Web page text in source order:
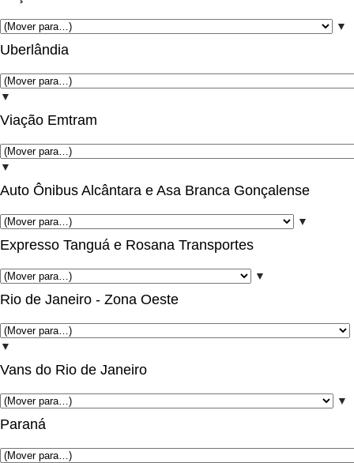
▼
Uberlândia
▼
Viação Emtram
▼
Auto Ônibus Alcântara e Asa Branca Gonçalense
▼
Expresso Tanguá e Rosana Transportes
▼
Rio de Janeiro - Zona Oeste
▼
Vans do Rio de Janeiro
▼
Paraná